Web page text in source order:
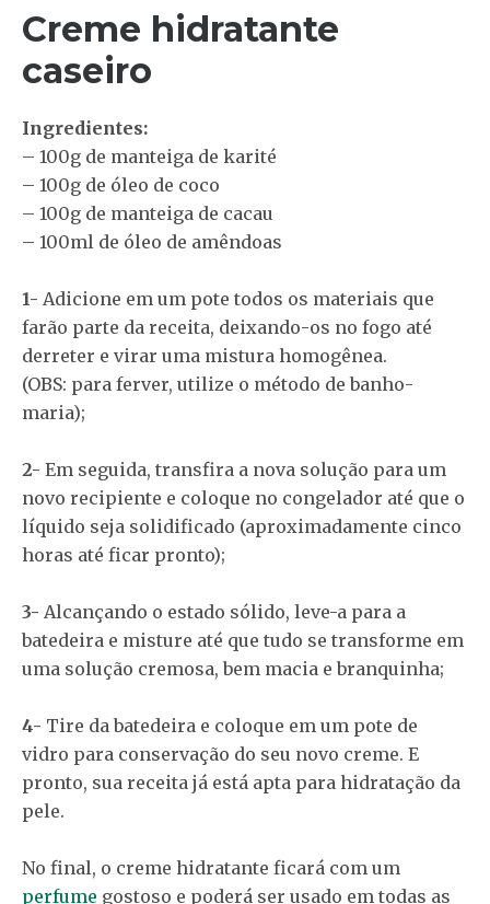
Creme hidratante
caseiro
Ingredientes:
– 100g de manteiga de karité
– 100g de óleo de coco
– 100g de manteiga de cacau
– 100ml de óleo de amêndoas
1- Adicione em um pote todos os materiais que
farão parte da receita, deixando-os no fogo até
derreter e virar uma mistura homogênea.
(OBS: para ferver, utilize o método de banho-
maria);
2- Em seguida, transfira a nova solução para um
novo recipiente e coloque no congelador até que o
líquido seja solidificado (aproximadamente cinco
horas até ficar pronto);
3- Alcançando o estado sólido, leve-a para a
batedeira e misture até que tudo se transforme em
uma solução cremosa, bem macia e branquinha;
4- Tire da batedeira e coloque em um pote de
vidro para conservação do seu novo creme. E
pronto, sua receita já está apta para hidratação da
pele.
No final, o creme hidratante ficará com um
perfume gostoso e poderá ser usado em todas as